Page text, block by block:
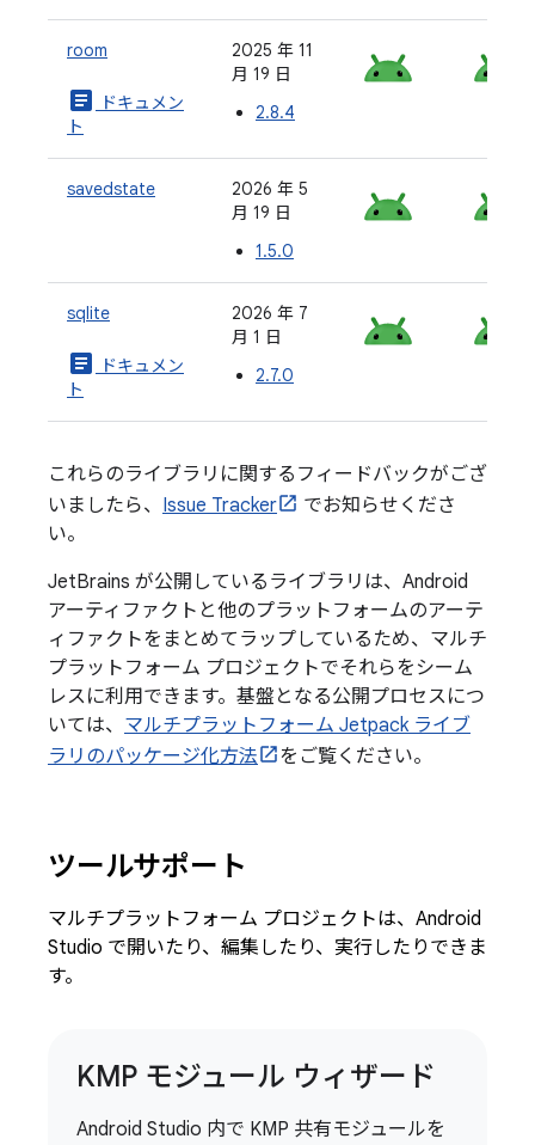
room
article
ドキュメン
ト
2025 年 11
月 19 日
2.8.4
savedstate
2026 年 5
月 19 日
1.5.0
sqlite
article
ドキュメン
ト
2026 年 7
月 1 日
2.7.0
これらのライブラリに関するフィードバックがござ
いましたら、 Issue Tracker
でお知らせくださ
い。
JetBrains が公開しているライブラリは、Android
アーティファクトと他のプラットフォームのアーテ
ィファクトをまとめてラップしているため、マルチ
プラットフォーム プロジェクトでそれらをシーム
レスに利用できます。基盤となる公開プロセスにつ
いては、 マルチプラットフォーム Jetpack ライブ
ラリのパッケージ化方法
をご覧ください。
ツールサポート
マルチプラットフォーム プロジェクトは、Android
Studio で開いたり、編集したり、実行したりできま
す。
KMP モジュール ウィザード
Android Studio 内で KMP 共有モジュールを